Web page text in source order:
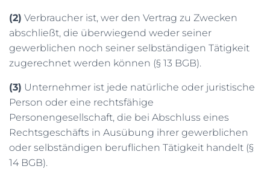
(2) Verbraucher ist, wer den Vertrag zu Zwecken
abschließt, die überwiegend weder seiner
gewerblichen noch seiner selbständigen Tätigkeit
zugerechnet werden können (§ 13 BGB).
(3) Unternehmer ist jede natürliche oder juristische
Person oder eine rechtsfähige
Personengesellschaft, die bei Abschluss eines
Rechtsgeschäfts in Ausübung ihrer gewerblichen
oder selbständigen beruflichen Tätigkeit handelt (§
14 BGB).